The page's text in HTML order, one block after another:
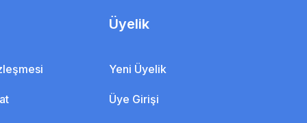
Üyelik
Yeni Üyelik
Üye Girişi